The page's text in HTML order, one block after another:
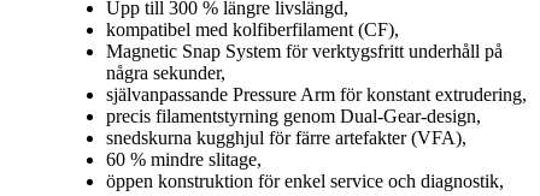
Upp till 300 % längre livslängd,
kompatibel med kolfiberfilament (CF),
Magnetic Snap System för verktygsfritt underhåll på
några sekunder,
självanpassande Pressure Arm för konstant extrudering,
precis filamentstyrning genom Dual-Gear-design,
snedskurna kugghjul för färre artefakter (VFA),
60 % mindre slitage,
öppen konstruktion för enkel service och diagnostik,